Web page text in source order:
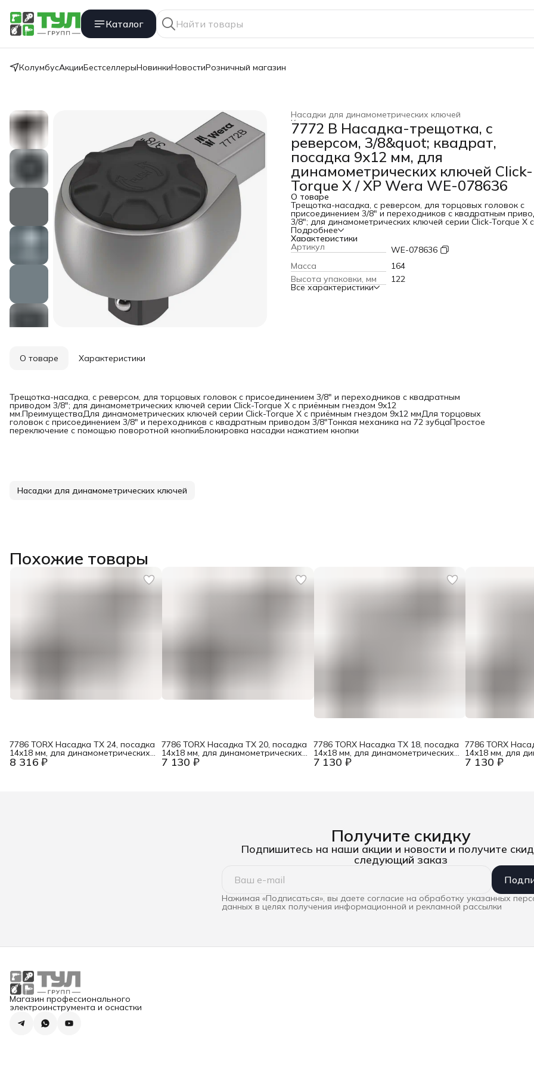
Каталог
КолумбусАкцииБестселлерыНовинкиНовостиРозничный магазин
Насадки для динамометрических ключей
Ключи динамометрические
Динамометрический инструмент
WERA ›
Главная ›
7772 B Насадка-трещотка, с
реверсом, 3/8&quot; квадрат,
посадка 9x12 мм, для
динамометрических ключей Click-
Torque X / XP Wera WE-078636
О товаре
Трещотка-насадка, с реверсом, для торцовых головок с
присоединением 3/8" и переходников с квадратным
3/8"; для динамометрических ключей серии Click-Torque X с
приёмным гнездом 9x12 мм.ПреимуществаДля
динамометрических ключей серии Click-Torque X с
гнездом 9x12 ммДля торцовых головок с присоединением
и переходников с квадратным приводом 3/8"Тонкая
на 72 зубцаПростое переключение с помощью поворотной
кнопкиБлокировка насадки нажатием кнопки
Подробнее
Характеристики
Артикул
WE-078636
Масса
164
Высота упаковки, мм
122
Все характеристики
О товаре Характеристики
Трещотка-насадка, с реверсом, для торцовых головок с присоединением 3/8" и переходников с квадратным
приводом 3/8"; для динамометрических ключей серии Click-Torque X с приёмным гнездом 9x12
мм.ПреимуществаДля динамометрических ключей серии Click-Torque X с приёмным гнездом 9x12 ммДля торцовых
головок с присоединением 3/8" и переходников с квадратным приводом 3/8"Тонкая механика на 72 зубцаПростое
переключение с помощью поворотной кнопкиБлокировка насадки нажатием кнопки
Насадки для динамометрических ключей
Похожие товары
8 316 ₽
7786 TORX Насадка TX 24, посадка
14x18 мм, для динамометрических
ключей Click-Torque X / XP Wera
WE-078717
7 130 ₽
7786 TORX Насадка TX 20, посадка
14x18 мм, для динамометрических
ключей Click-Torque X / XP Wera
WE-078716
7 130 ₽
7786 TORX Насадка TX 18, посадка
14x18 мм, для динамометрических
ключей Click-Torque X / XP Wera
WE-078715
7 130 ₽
7786 TORX
14x18 мм, для
ключей Click-
WE-078714
Получите скидку
Подпишитесь на наши акции и новости и получите
следующий заказ
Нажимая «Подписаться», вы даете согласие на обработку указанных
данных в целях получения информационной и рекламной рассылки
Магазин профессионального
электроинструмента и оснастки